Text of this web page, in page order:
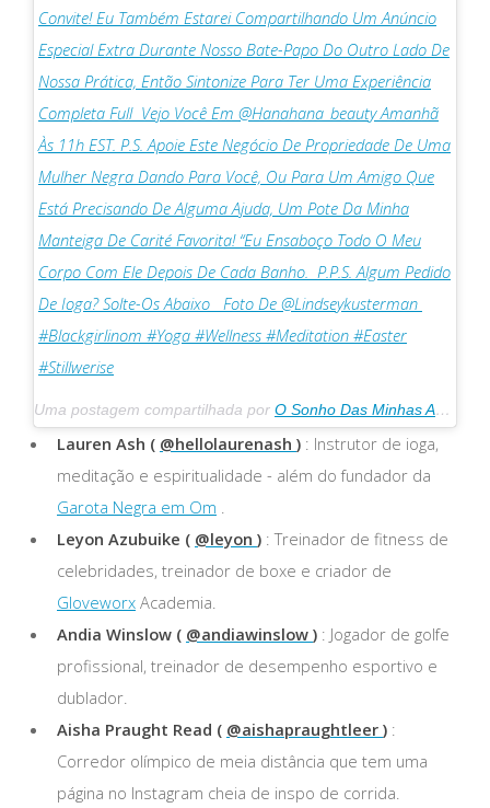
Convite! Eu Também Estarei Compartilhando Um Anúncio
Especial Extra Durante Nosso Bate-Papo Do Outro Lado De
Nossa Prática, Então Sintonize Para Ter Uma Experiência
Completa Full ⁣ Vejo Você Em @hanahana_beauty Amanhã
Às 11h EST. P.s. Apoie Este Negócio De Propriedade De Uma
Mulher Negra Dando Para Você, Ou Para Um Amigo Que
Está Precisando De Alguma Ajuda, Um Pote Da Minha
Manteiga De Carité Favorita! “Eu Ensaboço Todo O Meu
Corpo Com Ele Depois De Cada Banho. ⁣ P.p.s. Algum Pedido
De Ioga? Solte-Os Abaixo ⁣ ⁣ Foto De @lindseykusterman ⁣
#blackgirlinom #yoga #wellness #meditation #easter
#stillwerise
Uma postagem compartilhada por O Sonho Das Minhas Avós
Lauren Ash ( @hellolaurenash ): Instrutor de ioga,
meditação e espiritualidade - além do fundador da
Garota Negra em Om .
Leyon Azubuike ( @leyon ): Treinador de fitness de
celebridades, treinador de boxe e criador de
GloveworxAcademia.
Andia Winslow ( @andiawinslow ): Jogador de golfe
profissional, treinador de desempenho esportivo e
dublador.
Aisha Praught Read ( @aishapraughtleer ):
Corredor olímpico de meia distância que tem uma
página no Instagram cheia de inspo de corrida.